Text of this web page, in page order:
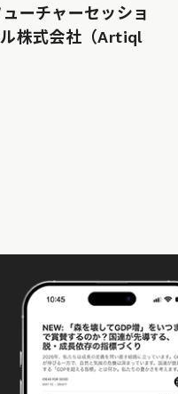
ーチャーセッショ
ル株式会社（Artiql